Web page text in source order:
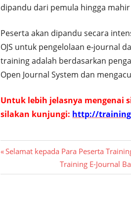
dipandu dari pemula hingga
Peserta akan dipandu secara
OJS untuk pengelolaan e-journal
training adalah berdasarkan
Open Journal System dan
Untuk lebih jelasnya mengenai
silakan kunjungi: http://
Post
navigation
Previous
Selamat kepada Para Peserta
Next
Post:
Training E-Journal